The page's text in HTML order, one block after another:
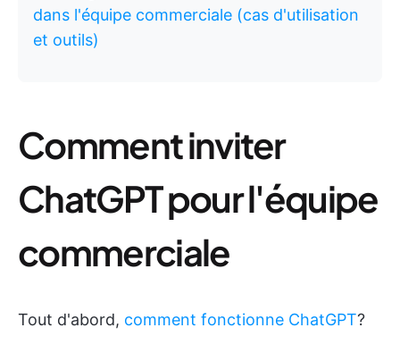
dans l'équipe commerciale (cas d'utilisation
et outils)
Comment inviter
ChatGPT pour l'équipe
commerciale
Tout d'abord, comment fonctionne ChatGPT?